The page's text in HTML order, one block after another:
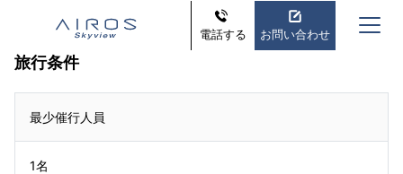
電話する お問い合わせ
旅行条件
最少催行人員
1名